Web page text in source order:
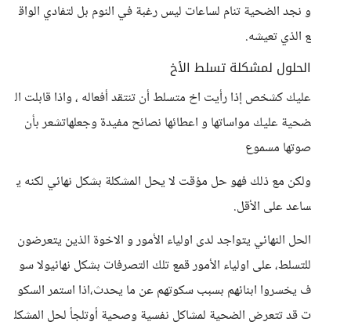
و نجد الضحية تنام لساعات ليس رغبة في النوم بل لتفادي الواق
ع الذي تعيشه.
الحلول لمشكلة تسلط الأخ
عليك كشخص إذا رأيت اخ متسلط أن تنتقد أفعاله ، واذا قابلت ال
ضحية عليك مواساتها و اعطائها نصائح مفيدة وجعلهاتشعر بأن
صوتها مسموع
ولكن مع ذلك فهو حل مؤقت لا يحل المشكلة بشكل نهائي لكنه ي
ساعد على الأقل.
الحل النهائي يتواجد لدى اولياء الأمور و الاخوة الذين يتعرضون
للتسلط، على اولياء الأمور قمع تلك التصرفات بشكل نهائيولا سو
ف يخسروا ابنائهم بسبب سكوتهم عن ما يحدث،اذا استمر السكو
ت قد تتعرض الضحية لمشاكل نفسية وصحية أوتلجأ لحل المشكل